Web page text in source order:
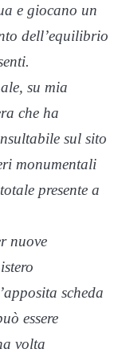
e giocano un
dell’equilibrio
su mia
che ha
sul sito
monumentali
presente a
nuove
scheda
essere
volta